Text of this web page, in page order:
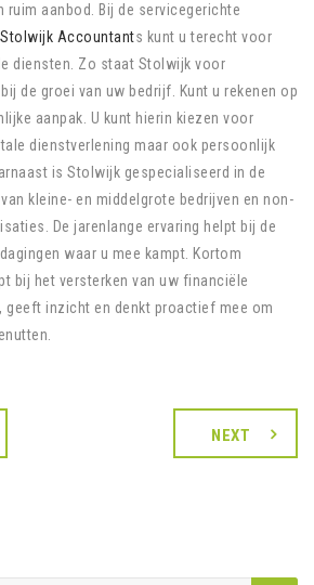
ruim aanbod. Bij de servicegerichte
Stolwijk Accountants kunt u terecht voor
diensten. Zo staat Stolwijk voor
de groei van uw bedrijf. Kunt u rekenen op
aanpak. U kunt hierin kiezen voor
dienstverlening maar ook persoonlijk
is Stolwijk gespecialiseerd in de
kleine- en middelgrote bedrijven en non-
De jarenlange ervaring helpt bij de
waar u mee kampt. Kortom
bij het versterken van uw financiële
geeft inzicht en denkt proactief mee om
NEXT